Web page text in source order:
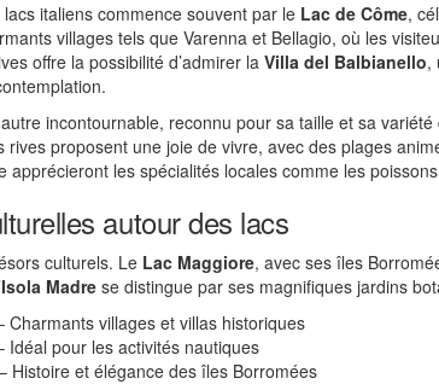
italiens commence souvent par le Lac de Côme,
villages tels que Varenna et Bellagio, où les
offre la possibilité d’admirer la Villa del Balbianello,
incontournable, reconnu pour sa taille et sa
rives proposent une joie de vivre, avec des plages
apprécieront les spécialités locales comme les
autour des lacs
culturels. Le Lac Maggiore, avec ses îles
Isola Madre se distingue par ses magnifiques jardins
Charmants villages et villas historiques
Idéal pour les activités nautiques
Histoire et élégance des îles Borromées